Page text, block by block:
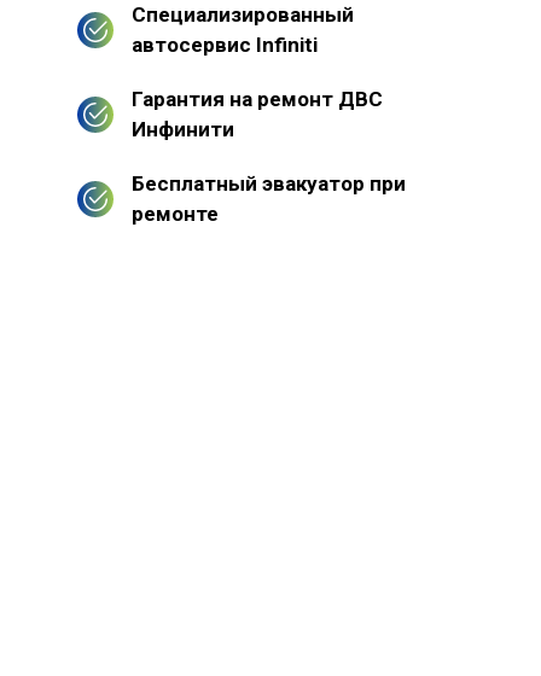
Специализированный
автосервис Infiniti
Гарантия на ремонт ДВС
Инфинити
Бесплатный эвакуатор при
ремонте